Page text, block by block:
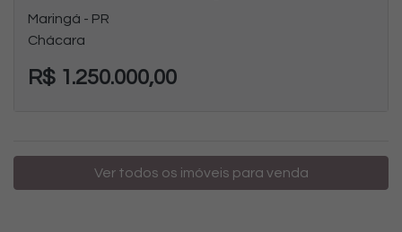
Maringá - PR
Chácara
R$ 1.250.000,00
Ver todos os imóveis para venda